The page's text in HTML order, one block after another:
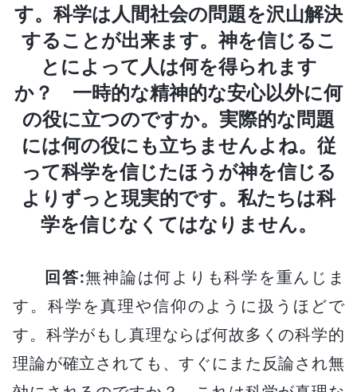
す。科学は人間社会の問題を沢山解決
することが出来ます。神を信じるこ
とによって人は何を得られます
か？ 一時的な精神的な安心以外に何
の役に立つのですか。実際的な問題
には何の役にも立ちませんよね。従
って科学を信じたほうが神を信じる
よりずっと現実的です。私たちは科
学を信じなくてはなりません。
回答:無神論は何よりも科学を重んじま
す。科学を真理や信仰のように扱うほどで
す。科学がもし真理ならば何故多くの科学的
理論が確立されても、すぐにまた反論され無